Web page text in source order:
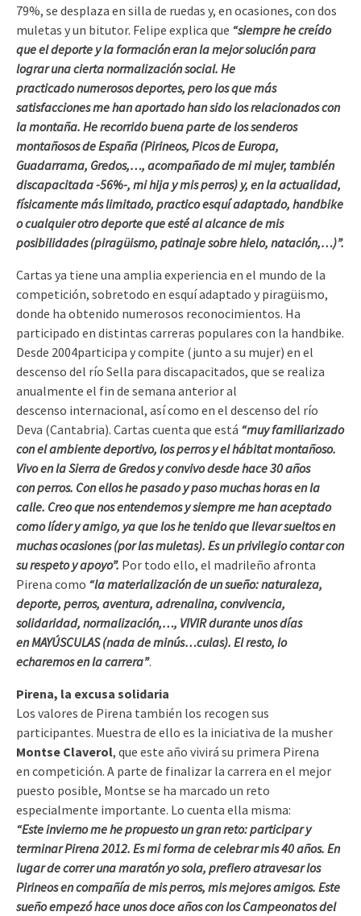
79%, se desplaza en silla de ruedas y, en ocasiones, con dos
muletas y un bitutor. Felipe explica que “siempre he creído
que el deporte y la formación eran la mejor solución para
lograr una cierta normalización social. He
practicado numerosos deportes, pero los que más
satisfacciones me han aportado han sido los relacionados con
la montaña. He recorrido buena parte de los senderos
montañosos de España (Pirineos, Picos de Europa,
Guadarrama, Gredos,…, acompañado de mi mujer, también
discapacitada -56%-, mi hija y mis perros) y, en la actualidad,
físicamente más limitado, practico esquí adaptado, handbike
o cualquier otro deporte que esté al alcance de mis
posibilidades (piragüismo, patinaje sobre hielo, natación,…)”.
Cartas ya tiene una amplia experiencia en el mundo de la
competición, sobretodo en esquí adaptado y piragüismo,
donde ha obtenido numerosos reconocimientos. Ha
participado en distintas carreras populares con la handbike.
Desde 2004participa y compite (junto a su mujer) en el
descenso del río Sella para discapacitados, que se realiza
anualmente el fin de semana anterior al
descenso internacional, así como en el descenso del río
Deva (Cantabria). Cartas cuenta que está “muy familiarizado
con el ambiente deportivo, los perros y el hábitat montañoso.
Vivo en la Sierra de Gredos y convivo desde hace 30 años
con perros. Con ellos he pasado y paso muchas horas en la
calle. Creo que nos entendemos y siempre me han aceptado
como líder y amigo, ya que los he tenido que llevar sueltos en
muchas ocasiones (por las muletas). Es un privilegio contar con
su respeto y apoyo”. Por todo ello, el madrileño afronta
Pirena como “la materialización de un sueño: naturaleza,
deporte, perros, aventura, adrenalina, convivencia,
solidaridad, normalización,…, VIVIR durante unos días
en MAYÚSCULAS (nada de minús…culas). El resto, lo
echaremos en la carrera”.
Pirena, la excusa solidaria
Los valores de Pirena también los recogen sus
participantes. Muestra de ello es la iniciativa de la musher
Montse Claverol, que este año vivirá su primera Pirena
en competición. A parte de finalizar la carrera en el mejor
puesto posible, Montse se ha marcado un reto
especialmente importante. Lo cuenta ella misma:
“Este invierno me he propuesto un gran reto: participar y
terminar Pirena 2012. Es mi forma de celebrar mis 40 años. En
lugar de correr una maratón yo sola, prefiero atravesar los
Pirineos en compañía de mis perros, mis mejores amigos. Este
sueño empezó hace unos doce años con los Campeonatos del